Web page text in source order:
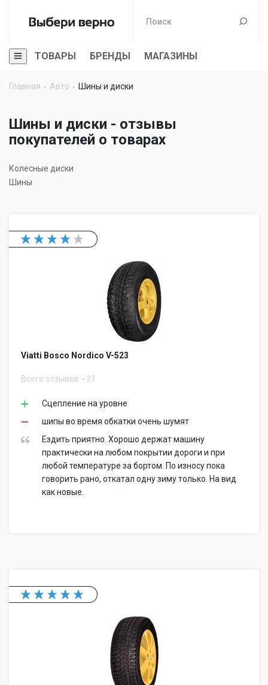
ТОВАРЫ БРЕНДЫ МАГАЗИНЫ
Главная Авто Шины и диски
Шины и диски - отзывы
покупателей о товарах
Колесные диски
Шины
Viatti Bosco Nordico V-523
Всего отзывов 31
Сцепление на уровне
шипы во время обкатки очень шумят
Ездить приятно. Хорошо держат машину
практически на любом покрытии дороги и при
любой температуре за бортом. По износу пока
говорить рано, откатал одну зиму только. На вид
как новые.